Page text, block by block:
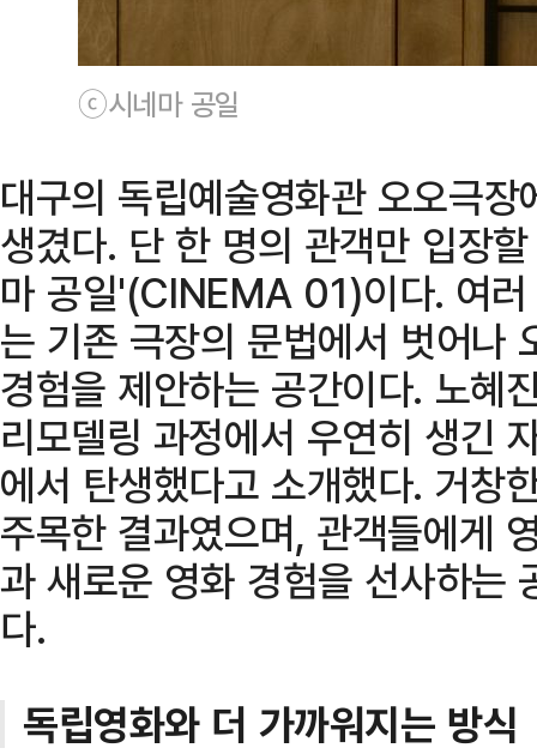
ⓒ시네마 공일
대구의 독립예술영화관 오오극
생겼다. 단 한 명의 관객만 입장
마 공일'(CINEMA 01)이다. 여
는 기존 극장의 문법에서 벗어나
경험을 제안하는 공간이다. 노혜
리모델링 과정에서 우연히 생긴
에서 탄생했다고 소개했다. 거창
주목한 결과였으며, 관객들에게
과 새로운 영화 경험을 선사하는
다.
독립영화와 더 가까워지는 방식